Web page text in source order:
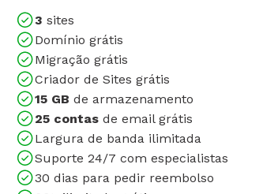
3 sites
Domínio grátis
Migração grátis
Criador de Sites grátis
15 GB de armazenamento
25 contas de email grátis
Largura de banda ilimitada
Suporte 24/7 com especialistas
30 dias para pedir reembolso